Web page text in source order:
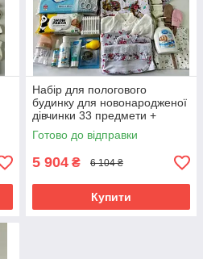
Набір для пологового
будинку для новонародженої
дівчинки 33 предмети +
прозора сумка в подарунок
від ЕкоМама рожеві кольори
Готово до відправки
5 904 ₴ 6 104 ₴
Купити